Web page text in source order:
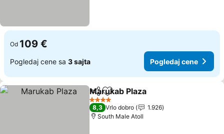
Od 109 €
Pogledaj cene sa 3 sajta Pogledaj cene
Deli Dodati u favorite
Marukab Plaza
4 Zvezdice
8,3 Vrlo dobro
1.926
South Male Atoll